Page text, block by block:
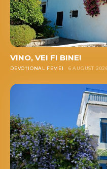
VINO, VEI FI BINE!
DEVOȚIONAL FEMEI 6 AUGUST